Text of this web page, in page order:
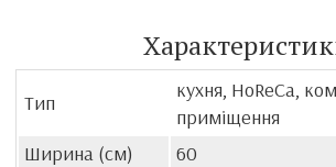
Тип
кухня, HoReCa,
приміщення
Ширина (см)
60